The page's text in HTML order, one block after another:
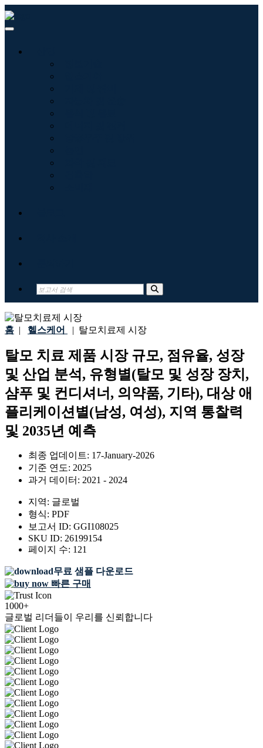
홈 | 헬스케어 | 탈모치료제 시장
탈모 치료 제품 시장 규모, 점유율, 성장
및 산업 분석, 유형별(탈모 및 성장 장치,
샴푸 및 컨디셔너, 의약품, 기타), 대상 애
플리케이션별(남성, 여성), 지역 통찰력
및 2035년 예측
최종 업데이트: 17-January-2026
기준 연도: 2025
과거 데이터: 2021 - 2024
지역: 글로벌
형식: PDF
보고서 ID: GGI108025
SKU ID: 26199154
페이지 수: 121
무료 샘플 다운로드
빠른 구매
1000+
글로벌 리더들이 우리를 신뢰합니다